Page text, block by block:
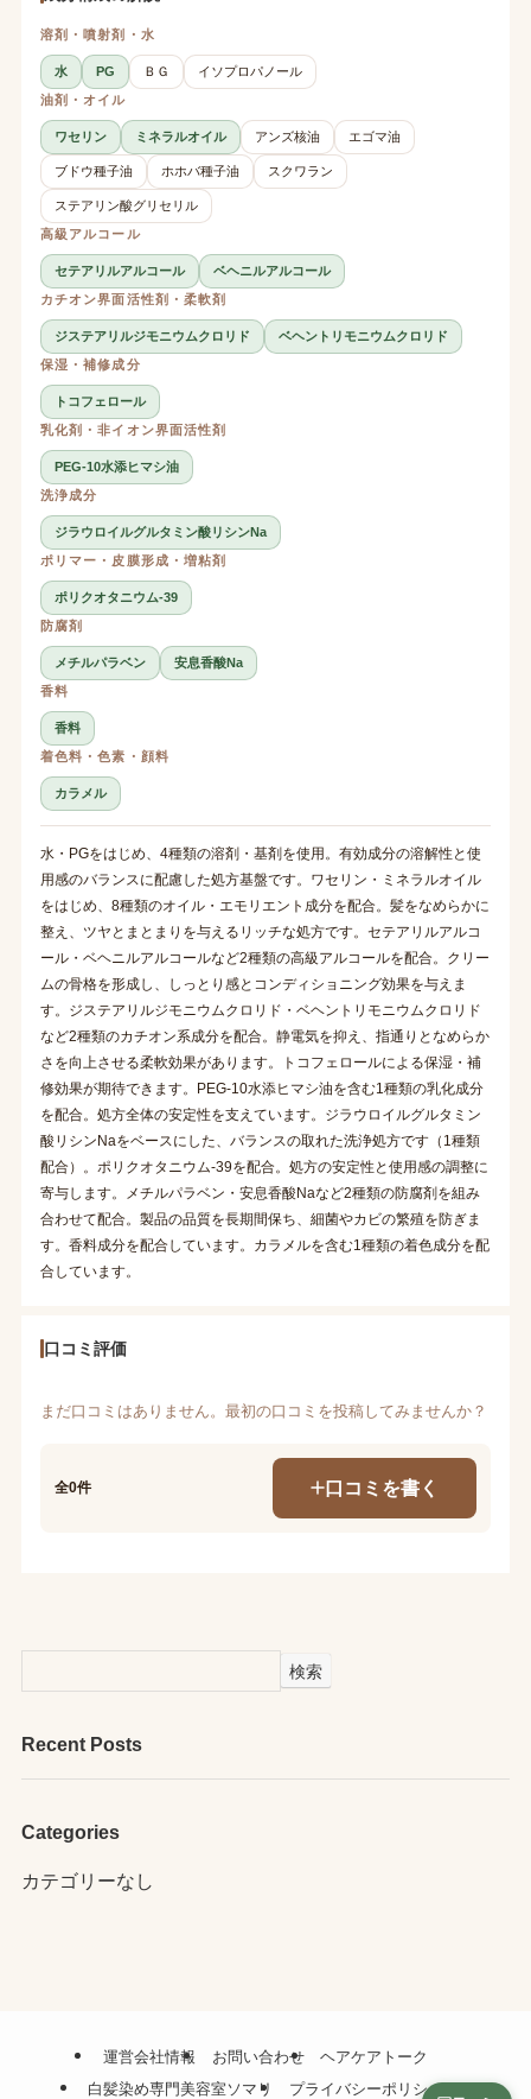
溶剤・噴射剤・水
水 PG ＢＧ
イソプロパノール
油剤・オイル
ワセリン ミネラルオイル アンズ核油 エゴマ油
ブドウ種子油 ホホバ種子油 スクワラン
ステアリン酸グリセリル
高級アルコール
セテアリルアルコール
ベヘニルアルコール
カチオン界面活性剤・柔軟剤
ジステアリルジモニウムクロリド
ベヘントリモニウムクロリド
保湿・補修成分
トコフェロール
乳化剤・非イオン界面活性剤
PEG-10水添ヒマシ油
洗浄成分
ジラウロイルグルタミン酸リシンNa
ポリマー・皮膜形成・増粘剤
ポリクオタニウム-39
防腐剤
メチルパラベン
安息香酸Na
香料
香料
着色料・色素・顔料
カラメル
水・PGをはじめ、4種類の溶剤・基剤を使用。有効成分の溶解性と使
用感のバランスに配慮した処方基盤です。ワセリン・ミネラルオイル
をはじめ、8種類のオイル・エモリエント成分を配合。髪をなめらかに
整え、ツヤとまとまりを与えるリッチな処方です。セテアリルアルコ
ール・ベヘニルアルコールなど2種類の高級アルコールを配合。クリー
ムの骨格を形成し、しっとり感とコンディショニング効果を与えま
す。ジステアリルジモニウムクロリド・ベヘントリモニウムクロリド
など2種類のカチオン系成分を配合。静電気を抑え、指通りとなめらか
さを向上させる柔軟効果があります。トコフェロールによる保湿・補
修効果が期待できます。PEG-10水添ヒマシ油を含む1種類の乳化成分
を配合。処方全体の安定性を支えています。ジラウロイルグルタミン
酸リシンNaをベースにした、バランスの取れた洗浄処方です（1種類
配合）。ポリクオタニウム-39を配合。処方の安定性と使用感の調整に
寄与します。メチルパラベン・安息香酸Naなど2種類の防腐剤を組み
合わせて配合。製品の品質を長期間保ち、細菌やカビの繁殖を防ぎま
す。香料成分を配合しています。カラメルを含む1種類の着色成分を配
合しています。
口コミ評価
まだ口コミはありません。最初の口コミを投稿してみませんか？
全0件 口コミを書く
検索
Recent Posts
Categories
カテゴリーなし
運営会社情報 お問い合わせ
ヘアケアトーク
白髪染め専門美容室ソマリ
プライバシーポリシー